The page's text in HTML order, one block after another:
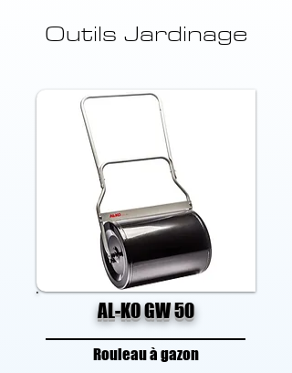
Outils Jardinage
AL-KO GW 50
Rouleau à gazon